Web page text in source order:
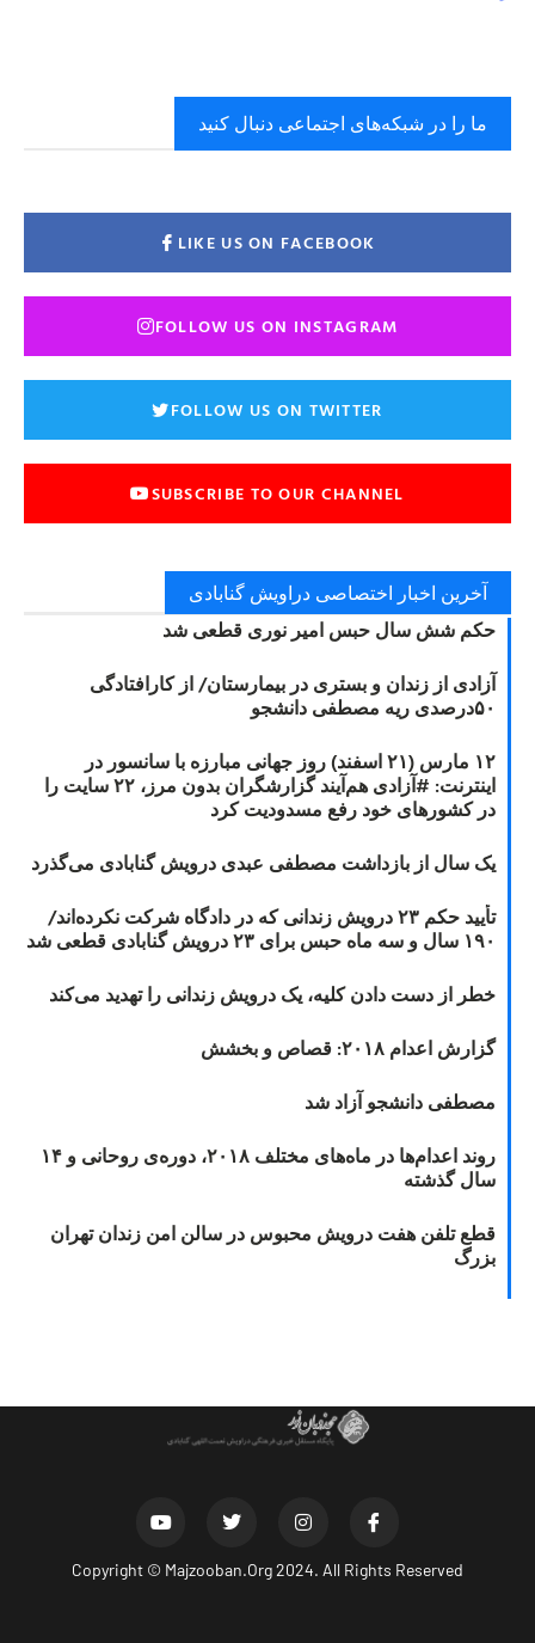
ما را در شبکه‌های اجتماعی دنبال کنید
LIKE US ON FACEBOOK
FOLLOW US ON INSTAGRAM
FOLLOW US ON TWITTER
SUBSCRIBE TO OUR CHANNEL
آخرین اخبار اختصاصی دراویش گنابادی
حکم شش سال حبس امیر نوری قطعی شد
آزادی از زندان و بستری در بیمارستان/ از کارافتادگی
۵۰درصدی ریه مصطفی دانشجو
۱۲ مارس (۲۱ اسفند) روز جهانی مبارزه با سانسور در
اینترنت: #آزادی هم‌آیند گزارشگران‌ بدون مرز، ۲۲ سایت را
در کشورهای خود رفع مسدودیت کرد
یک سال از بازداشت مصطفی عبدی درویش گنابادی می‌گذرد
تأیید حکم ۲۳ درویش زندانی که در دادگاه شرکت نکرده‌اند/
۱۹۰ سال و سه ماه حبس برای ۲۳ درویش گنابادی قطعی شد
خطر از دست دادن کلیه، یک درویش زندانی را تهدید می‌کند
گزارش اعدام ۲۰۱۸: قصاص و بخشش
مصطفی دانشجو آزاد شد
روند اعدام‌ها در ماه‌های مختلف ۲۰۱۸، دوره‌ی روحانی و ۱۴
سال گذشته
قطع تلفن هفت درویش محبوس در سالن امن زندان تهران
بزرگ
Copyright © Majzooban.Org2024. All Rights Reserved